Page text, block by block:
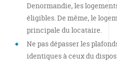
Denormandie, les
éligibles. De même, le
principale du locataire.
Ne pas dépasser les
identiques à ceux du